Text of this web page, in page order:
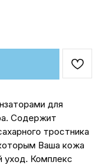
для
Содержит
тростника
Ваша кожа
уход. Комплекс